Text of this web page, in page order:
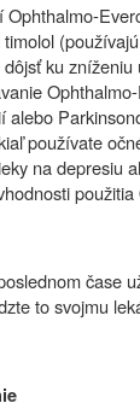
Ophthalmo-
ku zníženiu
alebo
používate
na depresiu
čase
to svojmu